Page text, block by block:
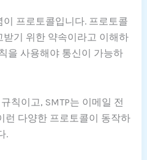
프로토콜입니다. 프로토콜
기 위한 약속이라고 이해하
을 사용해야 통신이 가능하
칙이고, SMTP는 이메일 전
런 다양한 프로토콜이 동작하
.